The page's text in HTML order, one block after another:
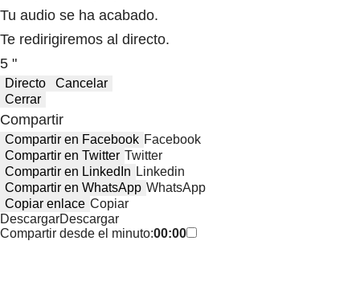
Tu audio se ha acabado.
Te redirigiremos al directo.
5 "
Directo
Cancelar
Cerrar
Compartir
Compartir en Facebook Facebook
Compartir en Twitter Twitter
Compartir en LinkedIn Linkedin
Compartir en WhatsApp WhatsApp
Copiar enlace Copiar
DescargarDescargar
Compartir desde el minuto:00:00